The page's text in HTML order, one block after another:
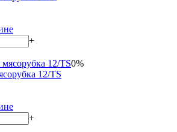
+
0%
12/TS
+